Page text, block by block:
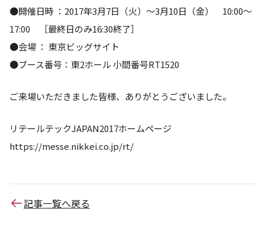
●開催日時 ：2017年3月7日（火）～3月10日（金） 10:00～
17:00 ［最終日のみ16:30終了］
●会場 ： 東京ビッグサイト
●ブース番号：東2ホール 小間番号RT1520
ご来場いただきました皆様、ありがとうございました。
リテールテックJAPAN2017ホームページ
https://messe.nikkei.co.jp/rt/
記事一覧へ戻る